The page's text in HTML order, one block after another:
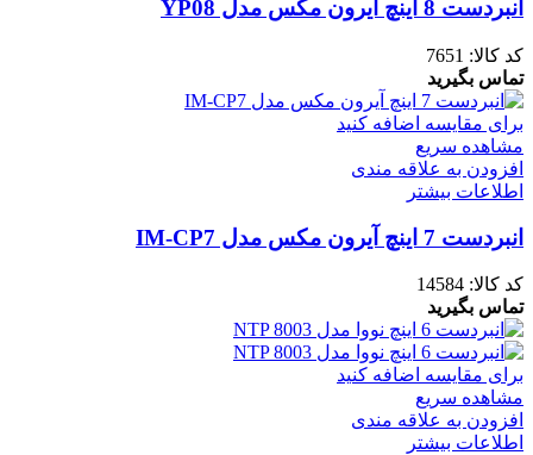
انبردست 8 اینچ آیرون مکس مدل YP08
کد کالا: 7651
تماس بگیرید
برای مقایسه اضافه کنید
مشاهده سریع
افزودن به علاقه مندی
اطلاعات بیشتر
انبردست 7 اینچ آیرون مکس مدل IM-CP7
کد کالا: 14584
تماس بگیرید
برای مقایسه اضافه کنید
مشاهده سریع
افزودن به علاقه مندی
اطلاعات بیشتر